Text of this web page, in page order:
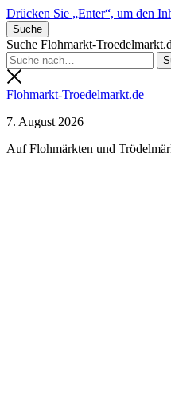
Drücken Sie „Enter“, um den
Suche
Suche Flohmarkt-
Flohmarkt-Troedelmarkt.de
7. August 2026
Auf Flohmärkten und